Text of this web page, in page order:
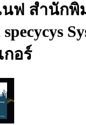
นฟ สํานัก
กอร์